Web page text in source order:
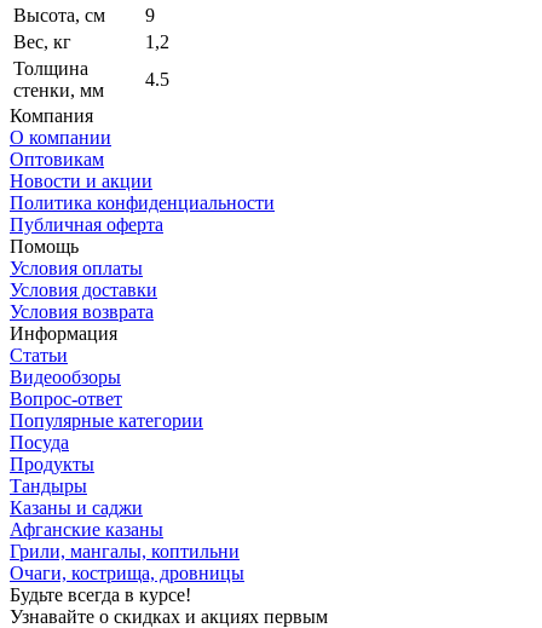
Высота, см
9
Вес, кг
1,2
Толщина
стенки, мм
4.5
Компания
О компании
Оптовикам
Новости и акции
Политика конфиденциальности
Публичная оферта
Помощь
Условия оплаты
Условия доставки
Условия возврата
Информация
Статьи
Видеообзоры
Вопрос-ответ
Популярные категории
Посуда
Продукты
Тандыры
Казаны и саджи
Афганские казаны
Грили, мангалы, коптильни
Очаги, кострища, дровницы
Будьте всегда в курсе!
Узнавайте о скидках и акциях первым